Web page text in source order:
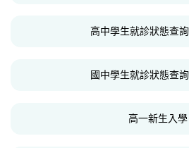
高中學生就診狀態查
國中學生就診狀態查
高一新生入學